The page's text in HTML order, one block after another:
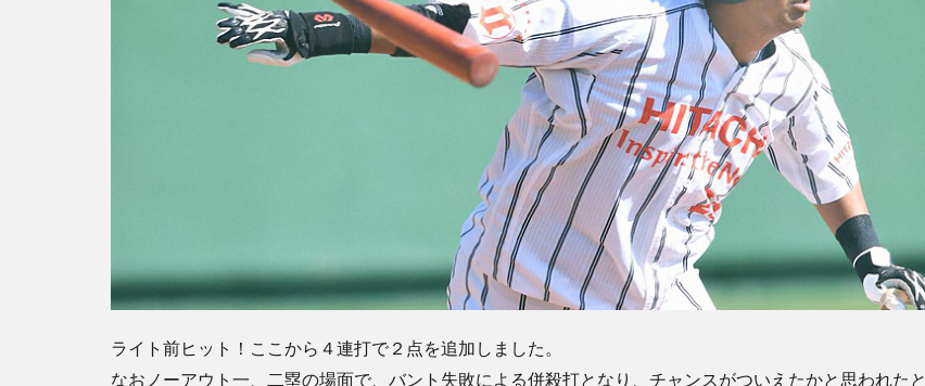
ライト前ヒット！ここから４連打で２点を追加しました。
なおノーアウト一、二塁の場面で、バント失敗による併殺打となり、チャンスがついえたかと思われたと